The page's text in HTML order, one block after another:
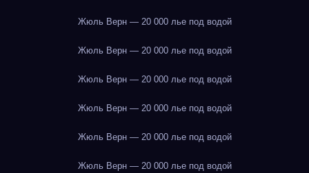
Жюль Верн — 20 000 лье под водой
Жюль Верн — 20 000 лье под водой
Жюль Верн — 20 000 лье под водой
Жюль Верн — 20 000 лье под водой
Жюль Верн — 20 000 лье под водой
Жюль Верн — 20 000 лье под водой